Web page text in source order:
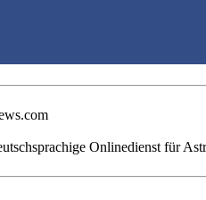
Onlinedienst für